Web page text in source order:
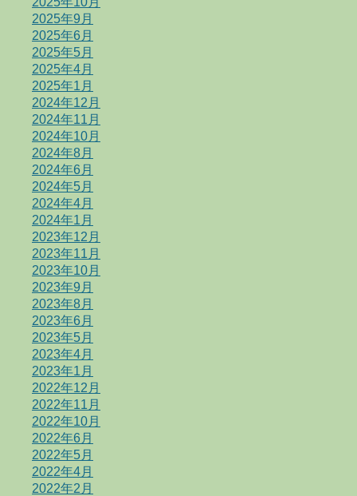
2025年9月
2025年6月
2025年5月
2025年4月
2025年1月
2024年12月
2024年11月
2024年10月
2024年8月
2024年6月
2024年5月
2024年4月
2024年1月
2023年12月
2023年11月
2023年10月
2023年9月
2023年8月
2023年6月
2023年5月
2023年4月
2023年1月
2022年12月
2022年11月
2022年10月
2022年6月
2022年5月
2022年4月
2022年2月